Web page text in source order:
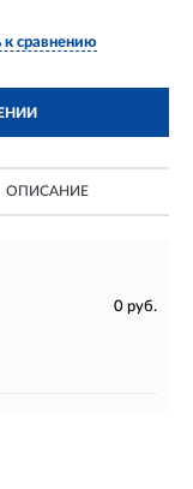
сравнению
ОПИСАНИЕ
0 руб.